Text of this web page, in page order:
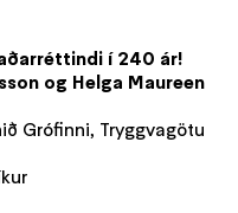
í 240 ár!
og Helga Maureen
Grófinni, Tryggvagötu